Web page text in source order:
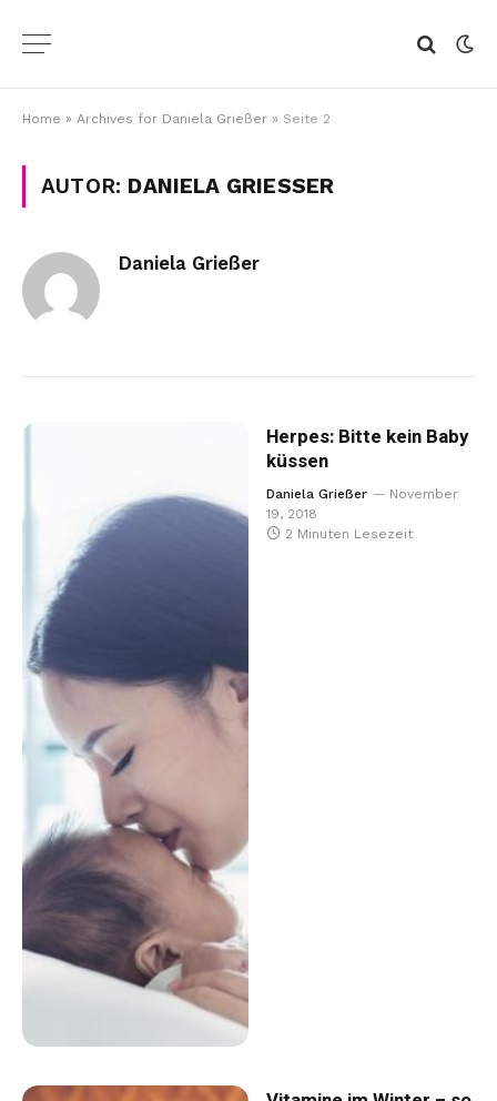
Home » Archives for Daniela Grießer » Seite 2
AUTOR: DANIELA GRIESSER
Daniela Grießer
Herpes: Bitte kein Baby
küssen
Daniela Grießer
November
19, 2018
2 Minuten Lesezeit